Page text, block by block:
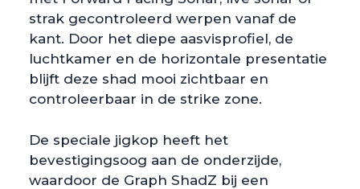
strak gecontroleerd werpen vanaf de
kant. Door het diepe aasvisprofiel, de
luchtkamer en de horizontale presentatie
blijft deze shad mooi zichtbaar en
controleerbaar in de strike zone.
De speciale jigkop heeft het
bevestigingsoog aan de onderzijde,
waardoor de Graph ShadZ bij een